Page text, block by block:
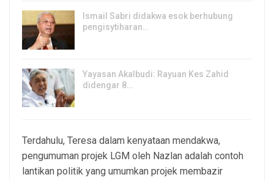
Ismail Sabri didakwa esok berhubung
pengisytiharan…
Yayasan Akalbudi: Rayuan Kes Zahid
didengar 8…
Terdahulu, Teresa dalam kenyataan mendakwa,
pengumuman projek LGM oleh Nazlan adalah contoh
lantikan politik yang umumkan projek membazir